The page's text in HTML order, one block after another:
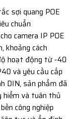
sợi quang POE
chuẩn
camera IP POE
khoảng cách
hoạt động từ -40
và yêu cầu cấp
DIN, sản phẩm đã
hiểm và tuân thủ
công nghiệp